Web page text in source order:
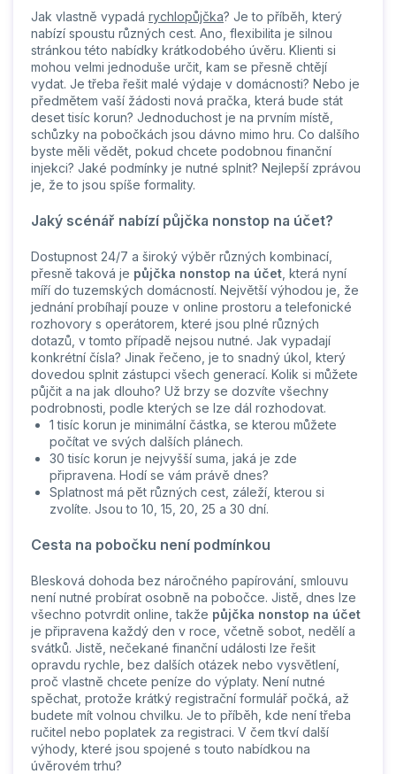
Jak vlastně vypadá rychlopůjčka? Je to příběh, který
nabízí spoustu různých cest. Ano, flexibilita je silnou
stránkou této nabídky krátkodobého úvěru. Klienti si
mohou velmi jednoduše určit, kam se přesně chtějí
vydat. Je třeba řešit malé výdaje v domácnosti? Nebo je
předmětem vaší žádosti nová pračka, která bude stát
deset tisíc korun? Jednoduchost je na prvním místě,
schůzky na pobočkách jsou dávno mimo hru. Co dalšího
byste měli vědět, pokud chcete podobnou finanční
injekci? Jaké podmínky je nutné splnit? Nejlepší zprávou
je, že to jsou spíše formality.
Jaký scénář nabízí půjčka nonstop na účet?
Dostupnost 24/7 a široký výběr různých kombinací,
přesně taková je půjčka nonstop na účet , která nyní
míří do tuzemských domácností. Největší výhodou je, že
jednání probíhají pouze v online prostoru a telefonické
rozhovory s operátorem, které jsou plné různých
dotazů, v tomto případě nejsou nutné. Jak vypadají
konkrétní čísla? Jinak řečeno, je to snadný úkol, který
dovedou splnit zástupci všech generací. Kolik si můžete
půjčit a na jak dlouho? Už brzy se dozvíte všechny
podrobnosti, podle kterých se lze dál rozhodovat.
1 tisíc korun je minimální částka, se kterou můžete
počítat ve svých dalších plánech.
30 tisíc korun je nejvyšší suma, jaká je zde
připravena. Hodí se vám právě dnes?
Splatnost má pět různých cest, záleží, kterou si
zvolíte. Jsou to 10, 15, 20, 25 a 30 dní.
Cesta na pobočku není podmínkou
Blesková dohoda bez náročného papírování, smlouvu
není nutné probírat osobně na pobočce. Jistě, dnes lze
všechno potvrdit online, takže půjčka nonstop na účet
je připravena každý den v roce, včetně sobot, nedělí a
svátků. Jistě, nečekané finanční události lze řešit
opravdu rychle, bez dalších otázek nebo vysvětlení,
proč vlastně chcete peníze do výplaty. Není nutné
spěchat, protože krátký registrační formulář počká, až
budete mít volnou chvilku. Je to příběh, kde není třeba
ručitel nebo poplatek za registraci. V čem tkví další
výhody, které jsou spojené s touto nabídkou na
úvěrovém trhu?